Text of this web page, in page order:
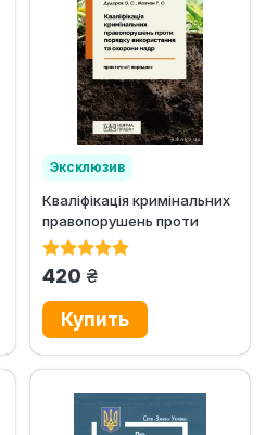
Эксклюзив
Кваліфікація кримінальних
правопорушень проти
порядку використання та...
420 грн.